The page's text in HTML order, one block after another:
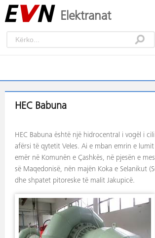
Elektranat
HEC Babuna
HEC Babuna është një hidrocentral i vogël i
afërsi të qytetit Veles. Ai e mban emrin e
emër në Komunën e Çashkës, në pjesën e
së Maqedonisë, nën majën Koka e Selanikut
dhe shpatet pitoreske të malit Jakupicë.